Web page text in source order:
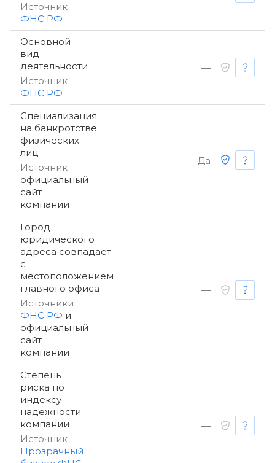
Источник
ФНС РФ
Основной
вид
деятельности
Источник
ФНС РФ
—
Специализация
на банкротстве
физических
лиц
Источник
официальный
сайт
компании
Да
Город
юридического
адреса совпадает
с
местоположением
главного офиса
Источники
ФНС РФ и
официальный
сайт
компании
—
Степень
риска по
индексу
надежности
компании
Источник
Прозрачный
—